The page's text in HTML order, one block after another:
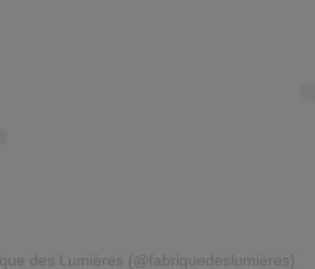
des Lumières (@fabriquedeslumieres)